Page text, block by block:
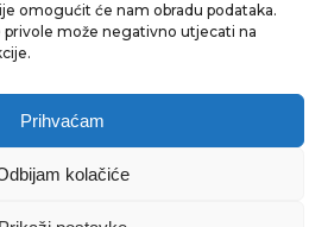
omogućit će nam obradu podataka.
privole može negativno utjecati na
Prihvaćam
kolačiće
HRVATSKA
županija. Sva prava pridržana.